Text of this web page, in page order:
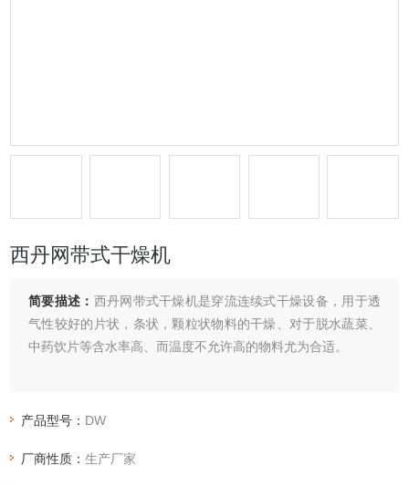
西丹网带式干燥机
简要描述： 西丹网带式干燥机是穿流连续式干燥设备，用于透
气性较好的片状，条状，颗粒状物料的干燥、对于脱水蔬菜、
中药饮片等含水率高、而温度不允许高的物料尤为合适。
产品型号： DW
厂商性质：生产厂家